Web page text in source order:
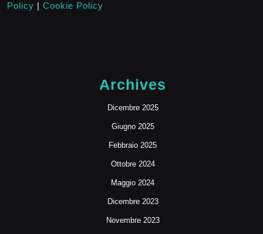
Policy | Cookie Policy
Archives
Dicembre 2025
Giugno 2025
Febbraio 2025
Ottobre 2024
Maggio 2024
Dicembre 2023
Novembre 2023